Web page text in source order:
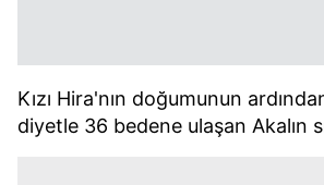
Kızı Hira'nın doğumunun
diyetle 36 bedene ulaşan Akalın